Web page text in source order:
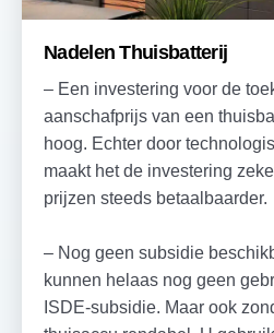
Nadelen Thuisbatterij
– Een investering voor de
aanschafprijs van een
hoog. Echter door
maakt het de investering
prijzen steeds betaalbaarder.
– Nog geen subsidie
kunnen helaas nog geen
ISDE-subsidie. Maar ook